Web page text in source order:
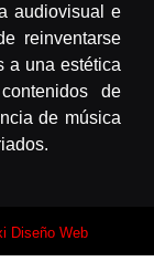
audiovisual e
reinventarse
a una estética
de
de música
Diseño Web